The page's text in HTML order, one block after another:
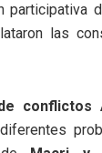
participativa
las
conflictos